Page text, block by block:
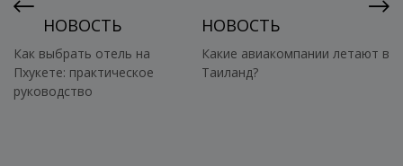
НОВОСТЬ
Как выбрать отель на
Пхукете: практическое
руководство
НОВОСТЬ
Какие авиакомпании летают в
Таиланд?